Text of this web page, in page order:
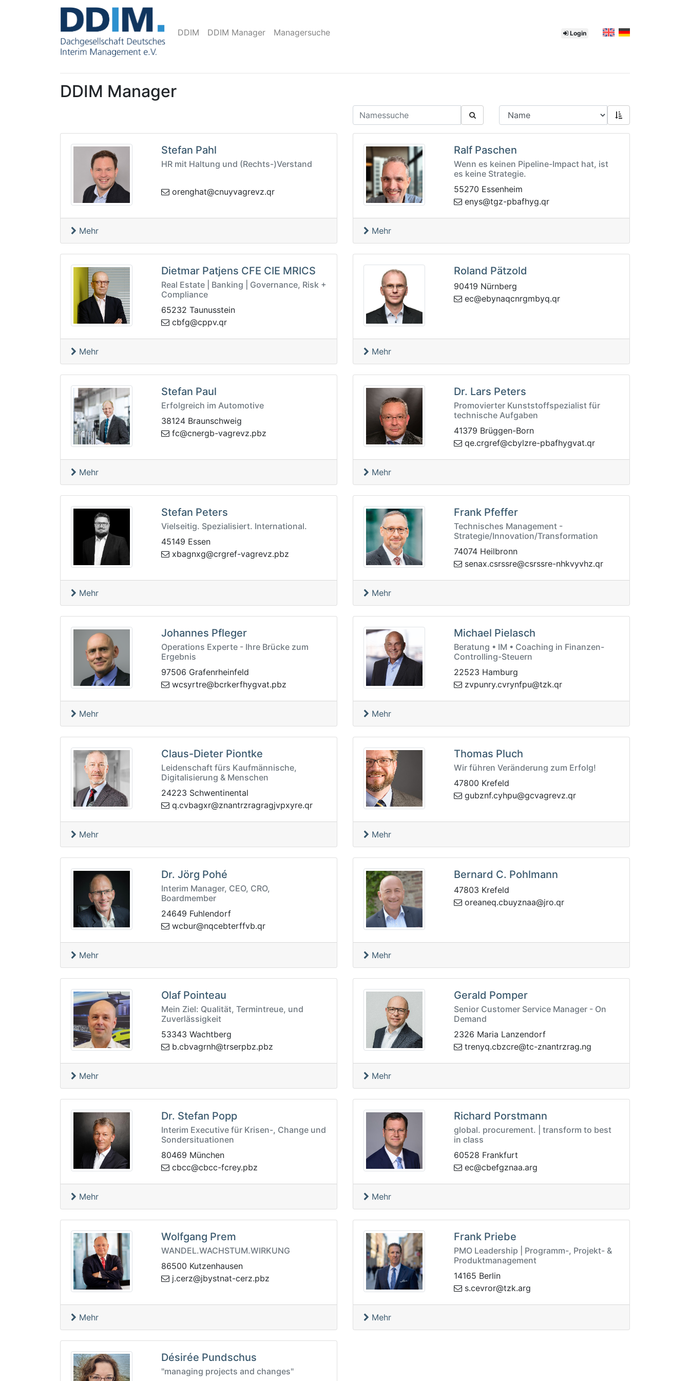
DDIM DDIM Manager Managersuche Login
DDIM Manager
Stefan Pahl
HR mit Haltung und (Rechts-)Verstand
rq
.zvergavyunc@tahgnero
Mehr
Ralf Paschen
Wenn es keinen Pipeline-Impact hat, ist
es keine Strategie.
55270 Essenheim
rq.gyhfabp-
zgt@syne
Mehr
Dietmar Patjens CFE CIE MRICS
Real Estate | Banking | Governance, Risk +
Compliance
65232 Taunusstein
rq.vppc
@gfbc
Mehr
Roland Pätzold
90419 Nürnberg
rq.qybmgrncq
anybe@ce
Mehr
Stefan Paul
Erfolgreich im Automotive
38124 Braunschweig
zbp.zvergav-bgrenc
@cf
Mehr
Dr. Lars Peters
Promovierter Kunststoffspezialist für
technische Aufgaben
41379 Brüggen-Born
rq.t
avgyhfabp-erzlybc@fergrc.eq
Mehr
Stefan Peters
Vielseitig. Spezialisiert. International.
45149 Essen
zbp.z
vergav-fergrc@gxngabx
Mehr
Frank Pfeffer
Technisches Management -
Strategie/Innovation/Transformation
74074 Heilbronn
rq.zhvyvkhn-erssrsc@
erssrsc.xanes
Mehr
Johannes Pfleger
Operations Experte - Ihre Brücke zum
Ergebnis
97506 Grafenrheinfeld
zbp.tavgyhfr
ekrcb@ertryscw
Mehr
Michael Pielasch
Beratung • IM • Coaching in Finanzen-
Controlling-Steuern
22523 Hamburg
rq.kzt@upfny
rvc.yrnupvz
Mehr
Claus-Dieter Piontke
Leidenschaft fürs Kaufmännische,
Digitalisierung & Menschen
24223 Schwentinental
rq.eryxpvjgarga
rzrtnanz@rxgabvc.q
Mehr
Thomas Pluch
Wir führen Veränderung zum Erfolg!
47800 Krefeld
rq.zvergavcg@u
phyc.fnzbug
Mehr
Dr. Jörg Pohé
Interim Manager, CEO, CRO,
Boardmember
24649 Fuhlendorf
rq.bvf
fretbecqn@rubcw
Mehr
Bernard C. Pohlmann
47803 Krefeld
rq.orj@aanzyub
c.qenaero
Mehr
Olaf Pointeau
Mein Ziel: Qualität, Termintreue, und
Zuverlässigkeit
53343 Wachtberg
zb
p.zbpresrt@hnrgavbc.b
Mehr
Gerald Pomper
Senior Customer Service Manager - On
Demand
2326 Maria Lanzendorf
gn.gar
zrtnanz-ct@erczbc.qynert
Mehr
Dr. Stefan Popp
Interim Executive für Krisen-, Change und
Sondersituationen
80469 München
z
bp.yercf-ccbc@ccbc
Mehr
Richard Porstmann
global. procurement. | transform to best
in class
60528 Frankfurt
gra.aan
zgfebc@ce
Mehr
Wolfgang Prem
WANDEL.WACHSTUM.WIRKUNG
86500 Kutzenhausen
zbp.zrec-tantsybj@zr
ec.j
Mehr
Frank Priebe
PMO Leadership | Programm-, Projekt- &
Produktmanagement
14165 Berlin
gra.kzt@rorve
c.s
Mehr
Désirée Pundschus
"managing projects and changes"